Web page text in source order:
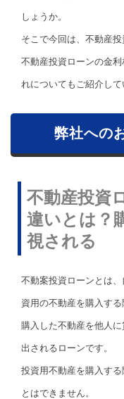
しょうか。
そこで今回は、不動産
不動産投資ローンの金
れについてもご紹介して
弊社への
不動産投資
違いとは？
視される
不動案投資ローンとは
資用の不動産を購入する
購入した不動産を他人
出されるローンです。
投資用不動産を購入す
とはできません。